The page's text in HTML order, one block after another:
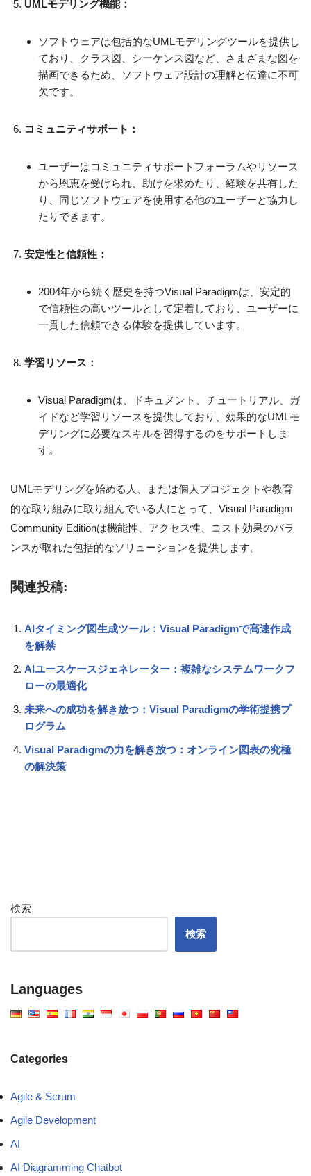
UMLモデリング機能：
ソフトウェアは包括的なUMLモデリングツールを提供し
ており、クラス図、シーケンス図など、さまざまな図を
描画できるため、ソフトウェア設計の理解と伝達に不可
欠です。
コミュニティサポート：
ユーザーはコミュニティサポートフォーラムやリソース
から恩恵を受けられ、助けを求めたり、経験を共有した
り、同じソフトウェアを使用する他のユーザーと協力し
たりできます。
安定性と信頼性：
2004年から続く歴史を持つVisual Paradigmは、安定的
で信頼性の高いツールとして定着しており、ユーザーに
一貫した信頼できる体験を提供しています。
学習リソース：
Visual Paradigmは、ドキュメント、チュートリアル、ガ
イドなど学習リソースを提供しており、効果的なUMLモ
デリングに必要なスキルを習得するのをサポートしま
す。
UMLモデリングを始める人、または個人プロジェクトや教育
的な取り組みに取り組んでいる人にとって、Visual Paradigm
Community Editionは機能性、アクセス性、コスト効果のバラ
ンスが取れた包括的なソリューションを提供します。
関連投稿:
AIタイミング図生成ツール：Visual Paradigmで高速作成
を解禁
AIユースケースジェネレーター：複雑なシステムワークフ
ローの最適化
未来への成功を解き放つ：Visual Paradigmの学術提携プ
ログラム
Visual Paradigmの力を解き放つ：オンライン図表の究極
の解決策
検索
検索
Languages
Categories
Agile & Scrum
Agile Development
AI
AI Diagramming Chatbot